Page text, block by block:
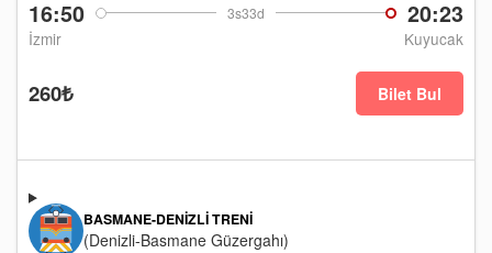
16:50 3s33d 20:23
İzmir Kuyucak
260₺ Bilet Bul
BASMANE-DENIZLI TRENI
(Denizli-Basmane Güzergahı)